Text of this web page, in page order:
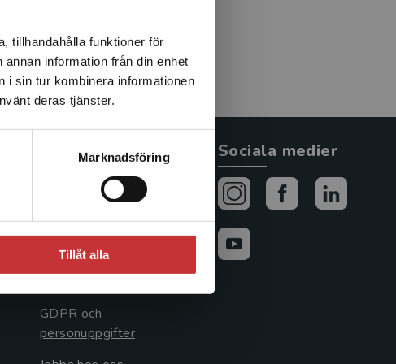
tillhandahålla funktioner för
information från din enhet
i sin tur kombinera informationen
deras tjänster.
Marknadsföring
Tillåt alla
med flerårig praktik.
Allmänna länkar
Avtal och rättigheter
Cookies
GDPR och
personuppgifter
Sociala medier